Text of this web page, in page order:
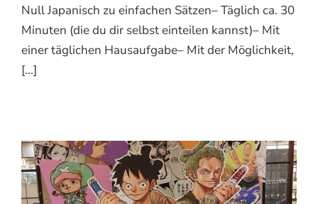
Null Japanisch zu einfachen Sätzen– Täglich ca. 30
Minuten (die du dir selbst einteilen kannst)– Mit
einer täglichen Hausaufgabe– Mit der Möglichkeit,
[...]